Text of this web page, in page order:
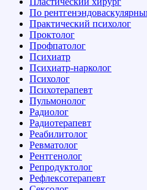
По
Практический психолог
Проктолог
Профпатолог
Психиатр
Психиатр-нарколог
Психолог
Психотерапевт
Пульмонолог
Радиолог
Радиотерапевт
Реабилитолог
Ревматолог
Рентгенолог
Репродуктолог
Рефлексотерапевт